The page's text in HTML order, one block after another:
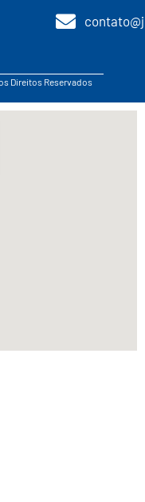
Direitos Reservados